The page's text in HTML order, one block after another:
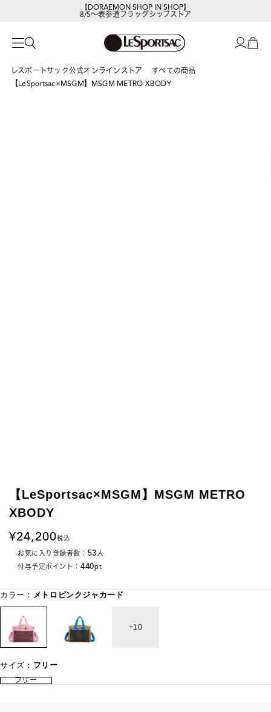
【DORAEMON SHOP IN SHOP】
8/5～表参道フラッグシップストア
レスポートサック公式オンラインストア
すべての商品
【LeSportsac×MSGM】MSGM METRO XBODY
【LeSportsac×MSGM】MSGM METRO
XBODY
24,200税込
お気に入り登録者数： 53人
付与予定ポイント： 440pt
カラー： メトロピンクジャカード
10
サイズ： フリー
フリー